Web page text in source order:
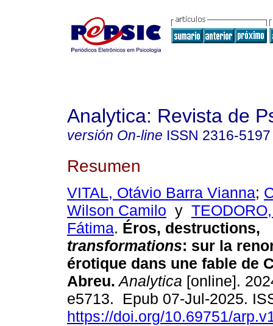
Analytica: Revista de
versión On-line ISSN 2316-5197
Resumen
VITAL, Otávio Barra Vianna;
Wilson Camilo y
Fátima. Éros, destructions,
transformations: sur la
érotique dans une fable de
Abreu. Analytica [online].
e5713. Epub 07-Jul-2025.
https://doi.org/10.69751/